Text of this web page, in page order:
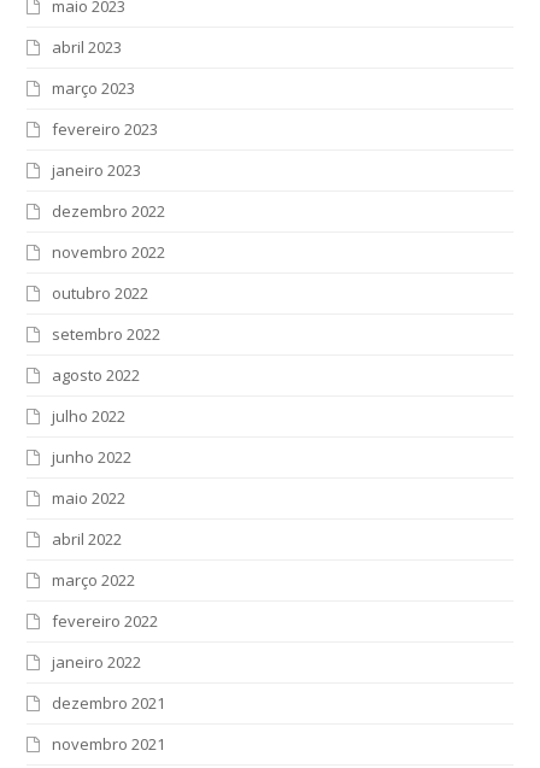
maio 2023
abril 2023
março 2023
fevereiro 2023
janeiro 2023
dezembro 2022
novembro 2022
outubro 2022
setembro 2022
agosto 2022
julho 2022
junho 2022
maio 2022
abril 2022
março 2022
fevereiro 2022
janeiro 2022
dezembro 2021
novembro 2021